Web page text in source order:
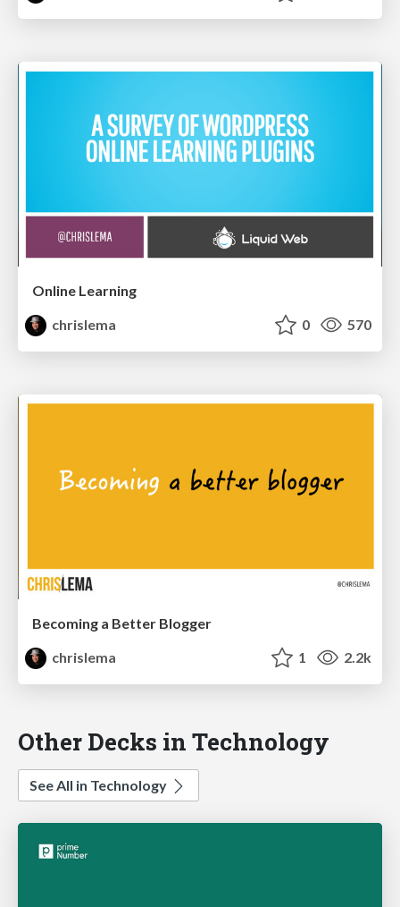
Online Learning
chrislema
0 570
Becoming a Better Blogger
chrislema
1 2.2k
Other Decks in Technology
See All in Technology